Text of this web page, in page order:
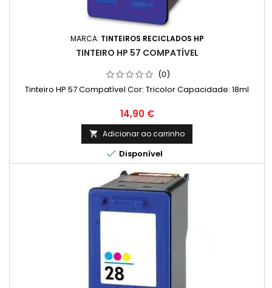
MARCA: TINTEIROS RECICLADOS HP
TINTEIRO HP 57 COMPATÍVEL
(0)
Tinteiro HP 57 Compatível Cor: Tricolor Capacidade: 18ml
Preço
14,90 €
 Adicionar ao carrinho
 Disponível